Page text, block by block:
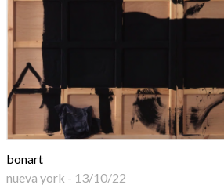
bonart
nueva york - 13/10/22